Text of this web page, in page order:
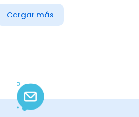
Cargar más